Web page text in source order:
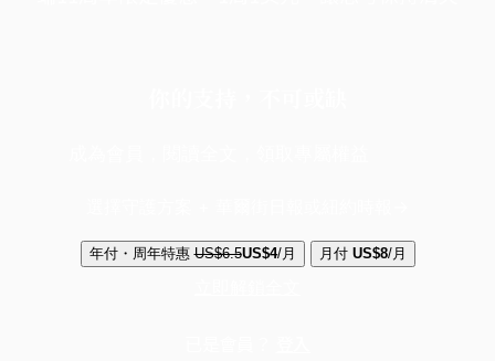
年付・周年特惠 US$6.5US$4/月 月付 US$8/月